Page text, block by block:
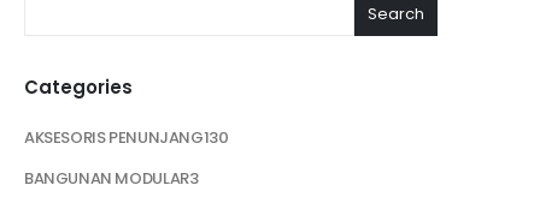
Search
Categories
AKSESORIS PENUNJANG130
BANGUNAN MODULAR3